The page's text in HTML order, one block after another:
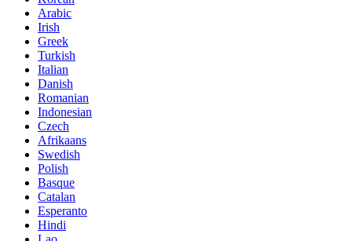
Arabic
Irish
Greek
Turkish
Italian
Danish
Romanian
Indonesian
Czech
Afrikaans
Swedish
Polish
Basque
Catalan
Esperanto
Hindi